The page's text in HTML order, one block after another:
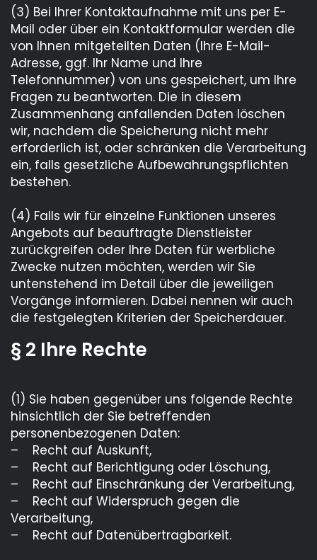
(3) Bei Ihrer Kontaktaufnahme mit uns per E-
Mail oder über ein Kontaktformular werden die
von Ihnen mitgeteilten Daten (Ihre E-Mail-
Adresse, ggf. Ihr Name und Ihre
Telefonnummer) von uns gespeichert, um Ihre
Fragen zu beantworten. Die in diesem
Zusammenhang anfallenden Daten löschen
wir, nachdem die Speicherung nicht mehr
erforderlich ist, oder schränken die Verarbeitung
ein, falls gesetzliche Aufbewahrungspflichten
bestehen.
(4) Falls wir für einzelne Funktionen unseres
Angebots auf beauftragte Dienstleister
zurückgreifen oder Ihre Daten für werbliche
Zwecke nutzen möchten, werden wir Sie
untenstehend im Detail über die jeweiligen
Vorgänge informieren. Dabei nennen wir auch
die festgelegten Kriterien der Speicherdauer.
§ 2 Ihre Rechte
(1) Sie haben gegenüber uns folgende Rechte
hinsichtlich der Sie betreffenden
personenbezogenen Daten:
– Recht auf Auskunft,
– Recht auf Berichtigung oder Löschung,
– Recht auf Einschränkung der Verarbeitung,
– Recht auf Widerspruch gegen die
Verarbeitung,
– Recht auf Datenübertragbarkeit.